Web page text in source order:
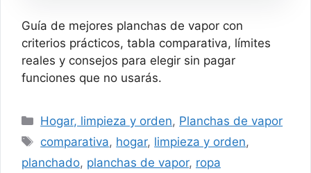
Autolimpieza, Apagado
Automático, Negro -
20630-56
Guía de mejores planchas de vapor con
criterios prácticos, tabla comparativa, límites
reales y consejos para elegir sin pagar
funciones que no usarás.
Categorías
Hogar, limpieza y orden, Planchas de vapor
Etiquetas
comparativa, hogar, limpieza y orden,
planchado, planchas de vapor, ropa